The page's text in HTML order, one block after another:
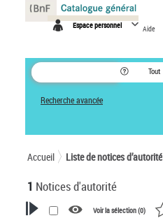
Espace personnel Aide
Tout
Recherche avancée
Accueil Liste de notices d’autorité
1 Notices d'autorité
Voir la sélection (0)
Panneau de gestion des cookies